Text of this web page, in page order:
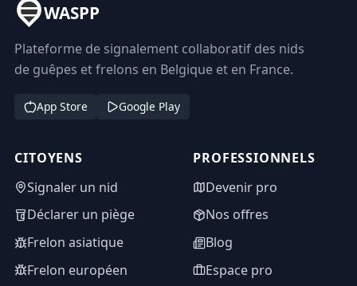
WASPP
Plateforme de signalement collaboratif des nids
de guêpes et frelons en Belgique et en France.
App Store Google Play
CITOYENS
Signaler un nid
Déclarer un piège
Frelon asiatique
Frelon européen
PROFESSIONNELS
Devenir pro
Nos offres
Blog
Espace pro